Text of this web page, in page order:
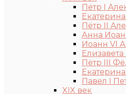
Пётр I
Пётр II
Анна
Иоанн VI
Пётр III
Павел I
XIX век